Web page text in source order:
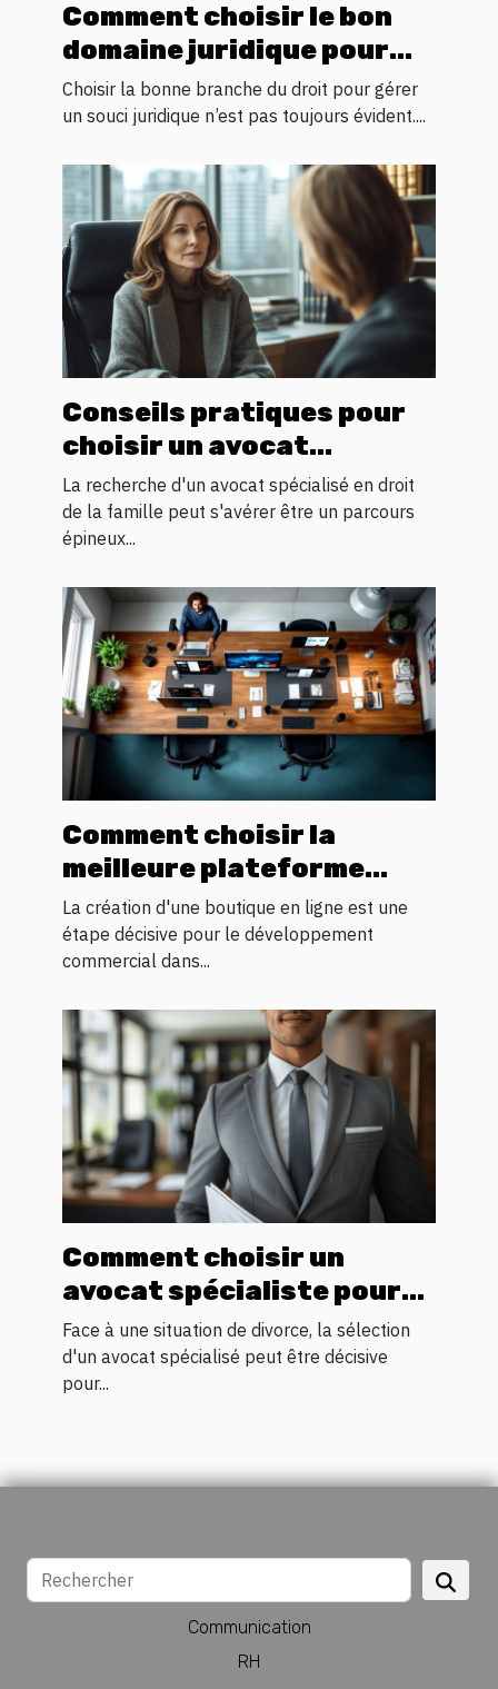
Comment choisir le bon
domaine juridique pour
votre problème
Choisir la bonne branche du droit pour gérer
un souci juridique n’est pas toujours évident....
Conseils pratiques pour
choisir un avocat
spécialisé en droit
familial
La recherche d'un avocat spécialisé en droit
de la famille peut s'avérer être un parcours
épineux...
Comment choisir la
meilleure plateforme
pour votre boutique en
ligne
La création d'une boutique en ligne est une
étape décisive pour le développement
commercial dans...
Comment choisir un
avocat spécialiste pour
votre processus de
divorce
Face à une situation de divorce, la sélection
d'un avocat spécialisé peut être décisive
pour...
Communication
RH